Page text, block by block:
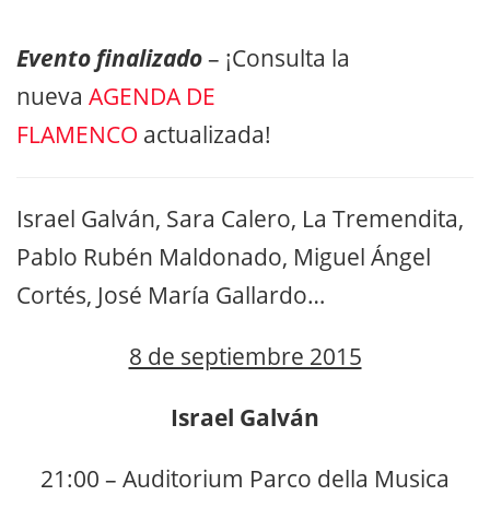
Evento finalizado– ¡Consulta la
nueva AGENDA DE
FLAMENCO actualizada!
Israel Galván, Sara Calero, La Tremendita,
Pablo Rubén Maldonado, Miguel Ángel
Cortés, José María Gallardo…
8 de septiembre 2015
Israel Galván
21:00 – Auditorium Parco della Musica